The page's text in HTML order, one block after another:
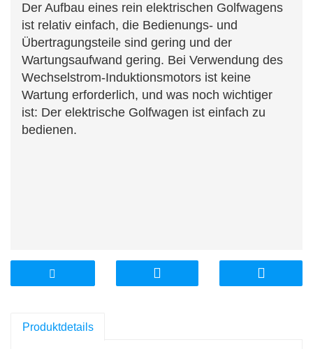
Der Aufbau eines rein elektrischen Golfwagens
ist relativ einfach, die Bedienungs- und
Übertragungsteile sind gering und der
Wartungsaufwand gering. Bei Verwendung des
Wechselstrom-Induktionsmotors ist keine
Wartung erforderlich, und was noch wichtiger
ist: Der elektrische Golfwagen ist einfach zu
bedienen.
Produktdetails